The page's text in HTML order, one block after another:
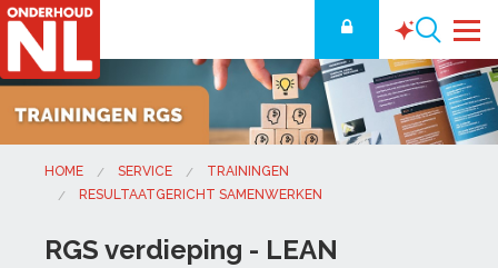
HOME SERVICE
TRAININGEN
RESULTAATGERICHT SAMENWERKEN
RGS verdieping - LEAN